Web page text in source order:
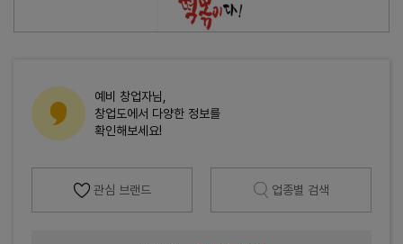
예비 창업자님,
창업도에서 다양한 정보를
확인해보세요!
관심 브랜드 업종별 검색